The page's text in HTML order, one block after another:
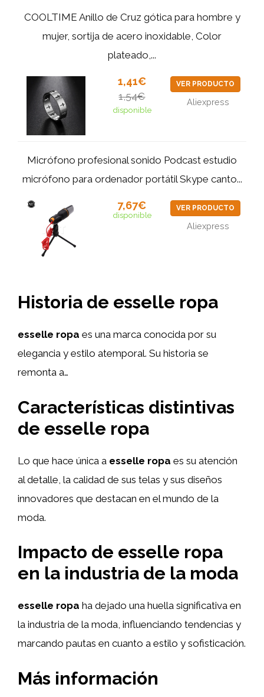
COOLTIME Anillo de Cruz gótica para hombre y
mujer, sortija de acero inoxidable, Color
plateado,...
1,41€
1,54€
disponible
VER PRODUCTO
Aliexpress
Micrófono profesional sonido Podcast estudio
micrófono para ordenador portátil Skype canto...
7,67€
disponible
VER PRODUCTO
Aliexpress
Historia de esselle ropa
esselle ropa es una marca conocida por su
elegancia y estilo atemporal. Su historia se
remonta a…
Características distintivas
de esselle ropa
Lo que hace única a esselle ropa es su atención
al detalle, la calidad de sus telas y sus diseños
innovadores que destacan en el mundo de la
moda.
Impacto de esselle ropa
en la industria de la moda
esselle ropa ha dejado una huella significativa en
la industria de la moda, influenciando tendencias y
marcando pautas en cuanto a estilo y sofisticación.
Más información